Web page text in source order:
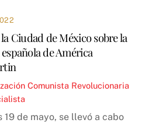
Ciudad de México sobre la
de América
Comunista Revolucionaria
19 de mayo, se llevó a cabo